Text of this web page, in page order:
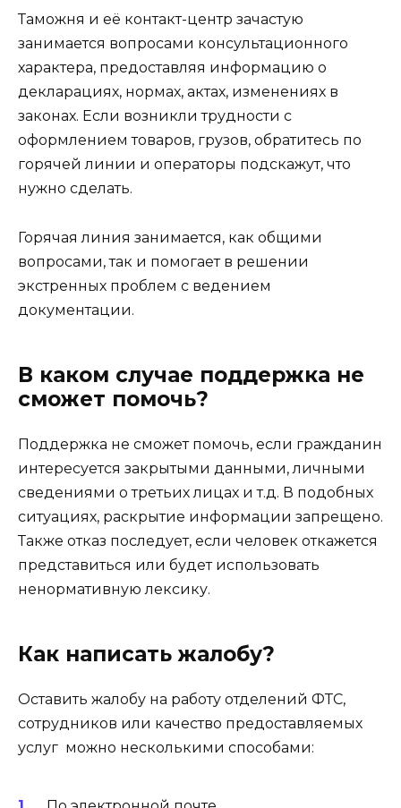
Таможня и её контакт-центр зачастую
занимается вопросами консультационного
характера, предоставляя информацию о
декларациях, нормах, актах, изменениях в
законах. Если возникли трудности с
оформлением товаров, грузов, обратитесь по
горячей линии и операторы подскажут, что
нужно сделать.
Горячая линия занимается, как общими
вопросами, так и помогает в решении
экстренных проблем с ведением
документации.
В каком случае поддержка не
сможет помочь?
Поддержка не сможет помочь, если гражданин
интересуется закрытыми данными, личными
сведениями о третьих лицах и т.д. В подобных
ситуациях, раскрытие информации запрещено.
Также отказ последует, если человек откажется
представиться или будет использовать
ненормативную лексику.
Как написать жалобу?
Оставить жалобу на работу отделений ФТС,
сотрудников или качество предоставляемых
услуг можно несколькими способами: